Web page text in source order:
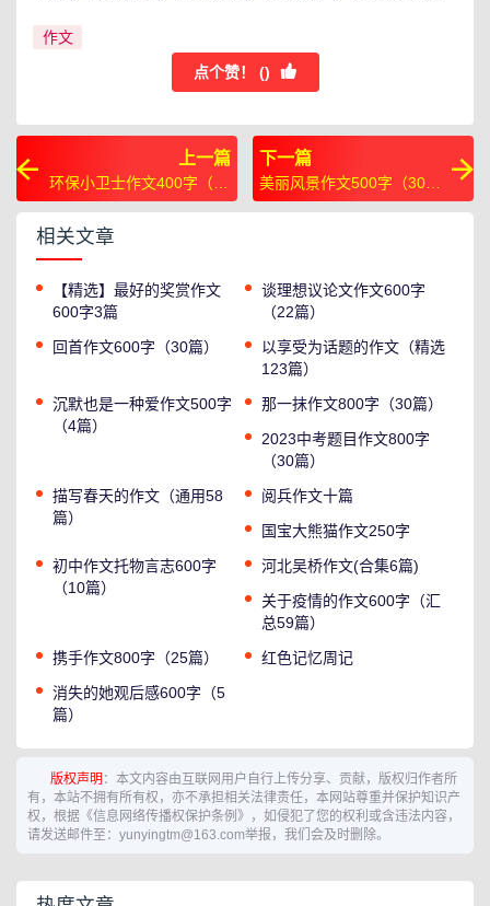
作文
点个赞！ ()
上一篇
环保小卫士作文400字（26
篇）
下一篇
美丽风景作文500字（30
篇）
相关文章
【精选】最好的奖赏作文
600字3篇
谈理想议论文作文600字
（22篇）
回首作文600字（30篇）
以享受为话题的作文（精选
123篇）
沉默也是一种爱作文500字
（4篇）
那一抹作文800字（30篇）
2023中考题目作文800字
（30篇）
描写春天的作文（通用58
篇）
阅兵作文十篇
国宝大熊猫作文250字
初中作文托物言志600字
（10篇）
河北吴桥作文(合集6篇)
关于疫情的作文600字（汇
总59篇）
携手作文800字（25篇）
红色记忆周记
消失的她观后感600字（5
篇）
版权声明 ：本文内容由互联网用户自行上传分享、贡献，版权归作者所
有，本站不拥有所有权，亦不承担相关法律责任，本网站尊重并保护知识产
权，根据《信息网络传播权保护条例》，如侵犯了您的权利或含违法内容，
请发送邮件至：yunyingtm@163.com举报，我们会及时删除。